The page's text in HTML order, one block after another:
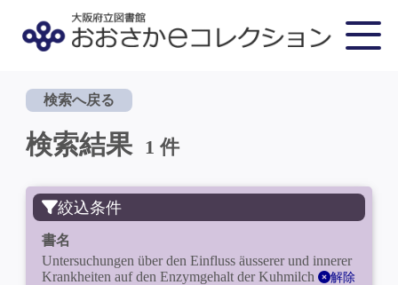
検索へ戻る
検索結果 1 件
絞込条件
書名
Untersuchungen über den Einfluss äusserer und innerer
Krankheiten auf den Enzymgehalt der Kuhmilch
解除